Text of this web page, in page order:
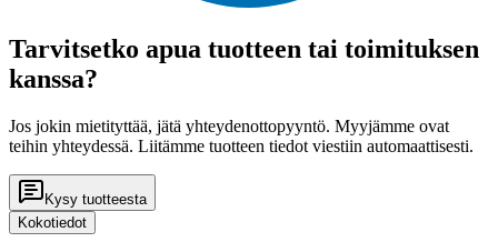
Tarvitsetko apua tuotteen tai toimituksen
kanssa?
Jos jokin mietityttää, jätä yhteydenottopyyntö. Myyjämme ovat
teihin yhteydessä. Liitämme tuotteen tiedot viestiin automaattisesti.
Kysy tuotteesta
Kokotiedot